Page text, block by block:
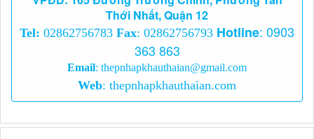
Thới Nhất, Quận 12
Tel: 02862756783 Fax: 02862756793 Hotline: 0903
363 863
Email: thepnhapkhauthaian@gmail.com
Web: thepnhapkhauthaian.com